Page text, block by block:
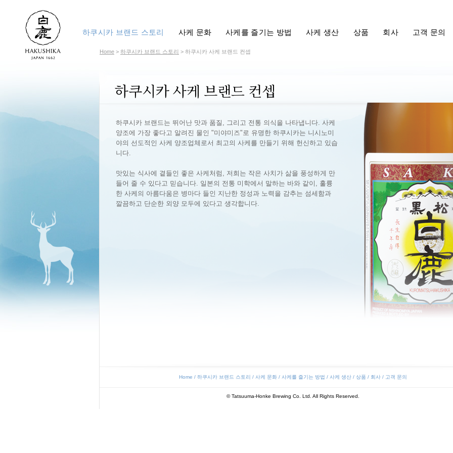
하쿠시카 브랜드 스토리 사케 문화 사케를 즐기는 방법 사케 생산 상품 회사 고객 문의
Home > 하쿠시카 브랜드 스토리 > 하쿠시카 사케 브랜드 컨셉
하쿠시카 사케 브랜드 컨셉
하쿠시카 브랜드는 뛰어난 맛과 품질, 그리고 전통 의식을 나타냅니다. 사케
양조에 가장 좋다고 알려진 물인 "미야미즈"로 유명한 하쿠시카는 니시노미
야의 선도적인 사케 양조업체로서 최고의 사케를 만들기 위해 헌신하고 있습
니다.
맛있는 식사에 곁들인 좋은 사케처럼, 저희는 작은 사치가 삶을 풍성하게 만
들어 줄 수 있다고 믿습니다. 일본의 전통 미학에서 말하는 바와 같이, 훌륭
한 사케의 아름다움은 병마다 들인 지난한 정성과 노력을 감추는 섬세함과
깔끔하고 단순한 외양 모두에 있다고 생각합니다.
Home / 하쿠시카 브랜드 스토리 / 사케 문화/ 사케를 즐기는 방법 / 사케 생산/ 상품 / 회사/ 고객 문의
© Tatsuuma-Honke Brewing Co. Ltd. All Rights Reserved.